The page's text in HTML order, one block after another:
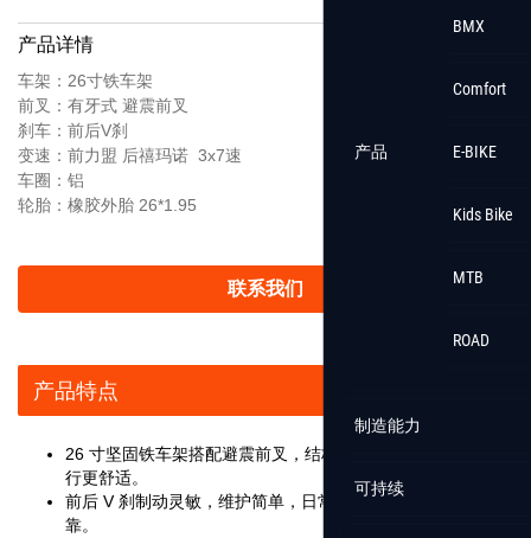
产品
BMX
Comfort
E-BIKE
Kids Bike
MTB
ROAD
制造能力
可持续
产品详情
车架：26寸铁车架
前叉：有牙式 避震前叉
刹车：前后V刹
变速：前力盟 后禧玛诺 3x7速
车圈：铝
轮胎：橡胶外胎 26*1.95
联系我们
产品特点
26 寸坚固铁车架搭配避震前叉，结构扎实耐用，颠簸路面骑
行更舒适。
前后 V 刹制动灵敏，维护简单，日常通勤与休闲骑行安全可
靠。